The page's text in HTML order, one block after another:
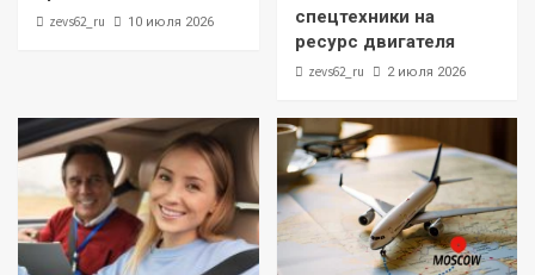
zevs62_ru 10 июля 2026
спецтехники на
ресурс двигателя
zevs62_ru 2 июля 2026